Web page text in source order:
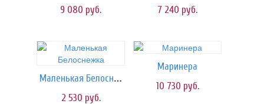
9 080 руб.
7 240 руб.
Маленькая Белоснежка
2 530 руб.
Маринера
10 730 руб.